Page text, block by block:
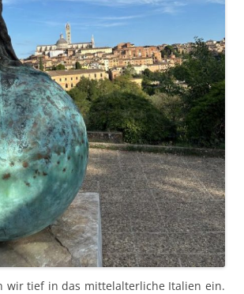
wir tief in das mittelalterliche Italien ein.